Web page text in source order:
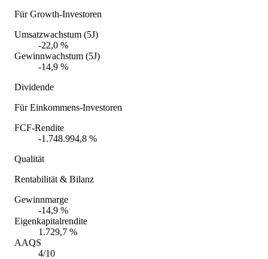
Für Growth-Investoren
Umsatzwachstum (5J)
-22,0 %
Gewinnwachstum (5J)
-14,9 %
Dividende
Für Einkommens-Investoren
FCF-Rendite
-1.748.994,8 %
Qualität
Rentabilität & Bilanz
Gewinnmarge
-14,9 %
Eigenkapitalrendite
1.729,7 %
AAQS
4/10